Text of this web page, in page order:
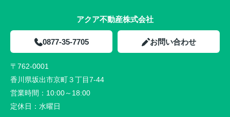
アクア不動産株式会社
0877-35-7705 お問い合わせ
〒762-0001
香川県坂出市京町３丁目7-44
営業時間： 10:00～18:00
定休日： 水曜日